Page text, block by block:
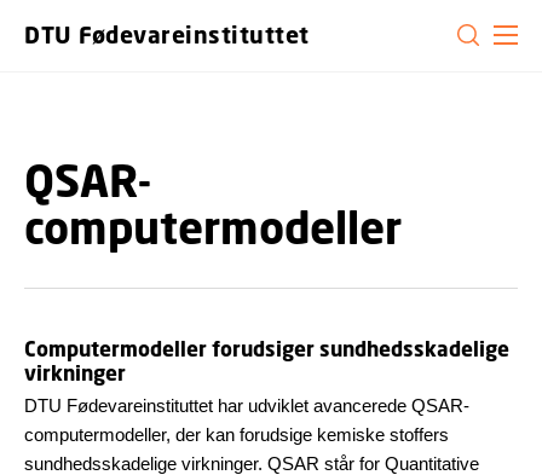
DTU Fødevareinstituttet
QSAR-
computermodeller
Computermodeller forudsiger sundhedsskadelige
virkninger
DTU Fødevareinstituttet har udviklet avancerede QSAR-
computermodeller, der kan forudsige kemiske stoffers
sundhedsskadelige virkninger. QSAR står for Quantitative